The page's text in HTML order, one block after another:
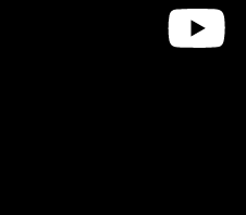
Youtube